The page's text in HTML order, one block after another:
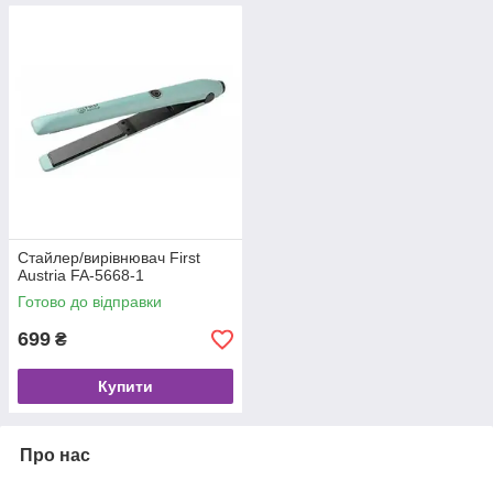
Стайлер/вирівнювач First
Austria FA-5668-1
Готово до відправки
699 ₴
Купити
Про нас